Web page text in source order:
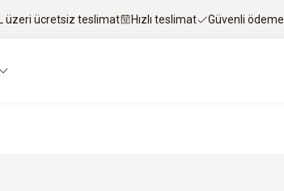
üzeri ücretsiz teslimat Hızlı teslimat Güvenli ödeme